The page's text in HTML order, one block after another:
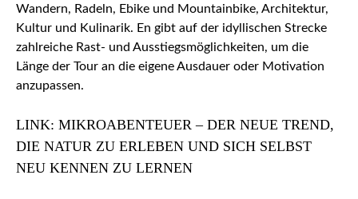
Wandern, Radeln, Ebike und Mountainbike, Architektur,
Kultur und Kulinarik. En gibt auf der idyllischen Strecke
zahlreiche Rast- und Ausstiegsmöglichkeiten, um die
Länge der Tour an die eigene Ausdauer oder Motivation
anzupassen.
LINK: MIKROABENTEUER – DER NEUE TREND,
DIE NATUR ZU ERLEBEN UND SICH SELBST
NEU KENNEN ZU LERNEN